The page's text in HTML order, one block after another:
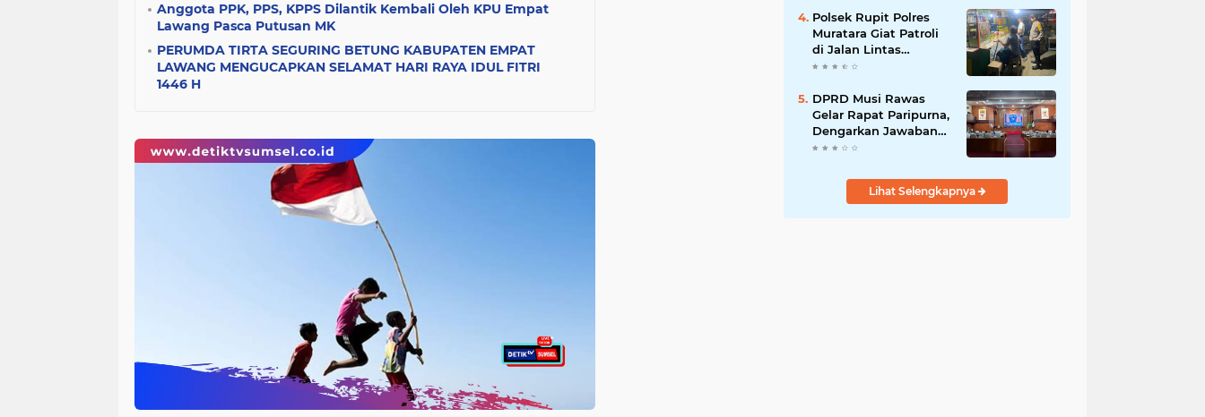
Anggota PPK, PPS, KPPS Dilantik Kembali Oleh KPU Empat
Lawang Pasca Putusan MK
PERUMDA TIRTA SEGURING BETUNG KABUPATEN EMPAT
LAWANG MENGUCAPKAN SELAMAT HARI RAYA IDUL FITRI
1446 H
Polsek Rupit Polres
Muratara Giat Patroli
di Jalan Lintas
Sumatera
DPRD Musi Rawas
Gelar Rapat Paripurna,
Dengarkan Jawaban
Eksekutif Atas 4
Lihat Selengkapnya